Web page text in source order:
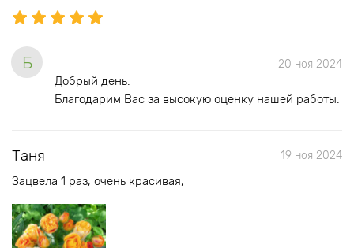
Б 20 ноя 2024
Добрый день.
Благодарим Вас за высокую оценку нашей работы.
Таня 19 ноя 2024
Зацвела 1 раз, очень красивая,